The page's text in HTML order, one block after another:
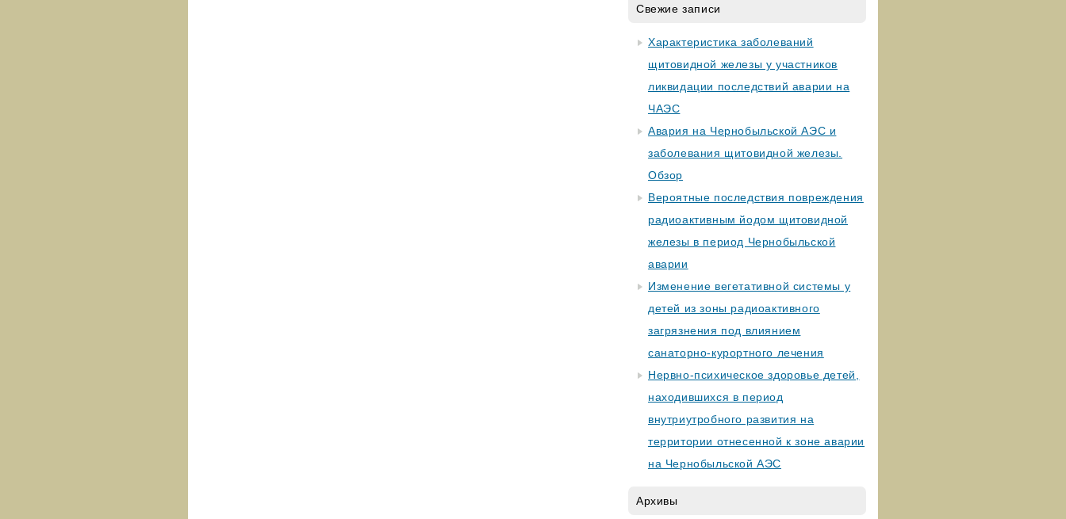
Свежие записи
Характеристика заболеваний
щитовидной железы у участников
ликвидации последствий аварии на
ЧАЭС
Авария на Чернобыльской АЭС и
заболевания щитовидной железы.
Обзор
Вероятные последствия повреждения
радиоактивным йодом щитовидной
железы в период Чернобыльской
аварии
Изменение вегетативной системы у
детей из зоны радиоактивного
загрязнения под влиянием
санаторно-курортного лечения
Нервно-психическое здоровье детей,
находившихся в период
внутриутробного развития на
территории отнесенной к зоне аварии
на Чернобыльской АЭС
Архивы